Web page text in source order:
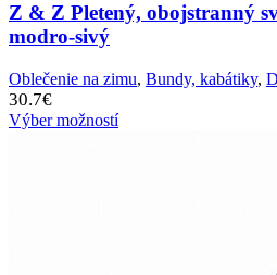
Z & Z Pletený, obojstranný
modro-sivý
Oblečenie na zimu, Bundy, kabátiky,
30.7€
Výber možností